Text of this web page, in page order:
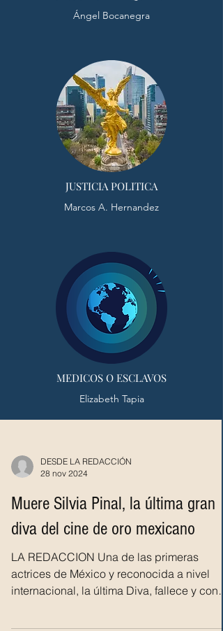
Ángel Bocanegra
JUSTICIA POLITICA
Marcos A. Hernandez
MEDICOS O ESCLAVOS
Elizabeth Tapia
DESDE LA REDACCIÓN
28 nov 2024
Muere Silvia Pinal, la última gran
diva del cine de oro mexicano
LA REDACCION Una de las primeras
actrices de México y reconocida a nivel
internacional, la última Diva, fallece y con